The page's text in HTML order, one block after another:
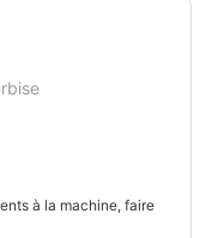
à la machine, faire